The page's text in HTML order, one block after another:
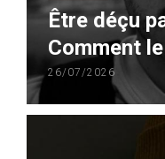
Être déçu
Comment
26/07/2026